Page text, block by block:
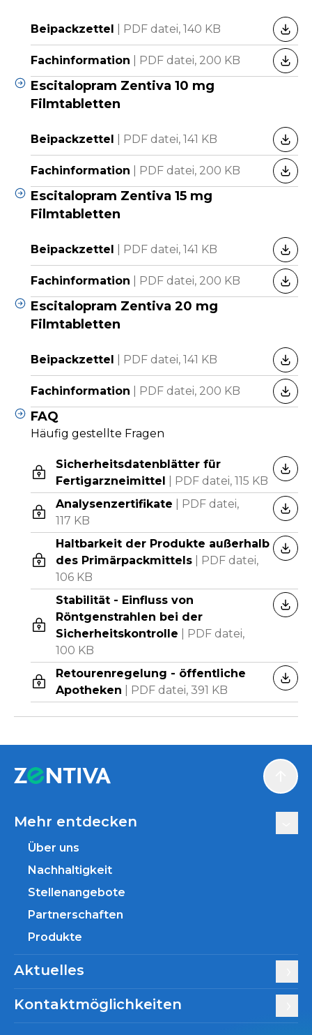
Beipackzettel PDF datei, 140 KB
Fachinformation PDF datei, 200 KB
Escitalopram Zentiva 10 mg
Filmtabletten
Beipackzettel PDF datei, 141 KB
Fachinformation PDF datei, 200 KB
Escitalopram Zentiva 15 mg
Filmtabletten
Beipackzettel PDF datei, 141 KB
Fachinformation PDF datei, 200 KB
Escitalopram Zentiva 20 mg
Filmtabletten
Beipackzettel PDF datei, 141 KB
Fachinformation PDF datei, 200 KB
FAQ
Häufig gestellte Fragen
Sicherheitsdatenblätter für
Fertigarzneimittel
PDF datei, 115 KB
Analysenzertifikate
PDF datei,
117 KB
Haltbarkeit der Produkte außerhalb
des Primärpackmittels
PDF datei,
106 KB
Stabilität - Einfluss von
Röntgenstrahlen bei der
Sicherheitskontrolle
PDF datei,
100 KB
Retourenregelung - öffentliche
Apotheken
PDF datei, 391 KB
Mehr entdecken
Über uns
Nachhaltigkeit
Stellenangebote
Partnerschaften
Produkte
Aktuelles
Kontaktmöglichkeiten